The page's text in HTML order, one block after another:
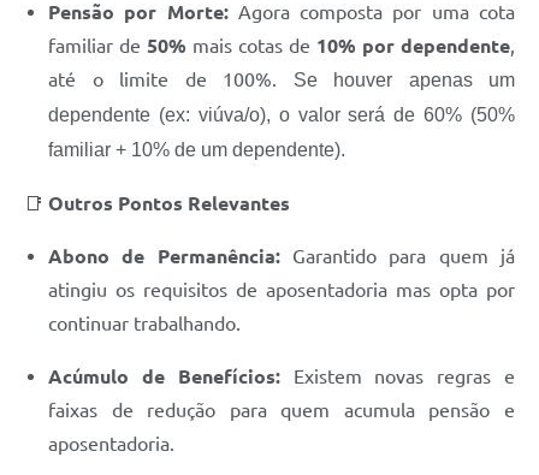
Pensão por Morte:Agora composta por uma cota
familiar de 50% mais cotas de 10% por dependente,
até o limite de 100%.
Se houver apenas um
dependente (ex: viúva/o), o valor será de 60% (50%
familiar + 10% de um dependente).
📑 Outros Pontos Relevantes
Abono de Permanência: Garantido para quem já
atingiu os requisitos de aposentadoria mas opta por
continuar trabalhando.
Acúmulo de Benefícios:Existem novas regras e
faixas de redução para quem acumula pensão e
aposentadoria.​